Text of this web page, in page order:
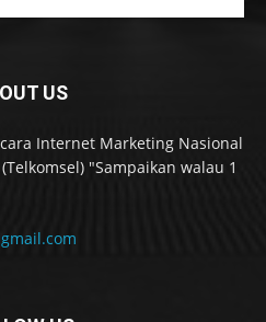
US
Internet Marketing Nasional
"Sampaikan walau 1